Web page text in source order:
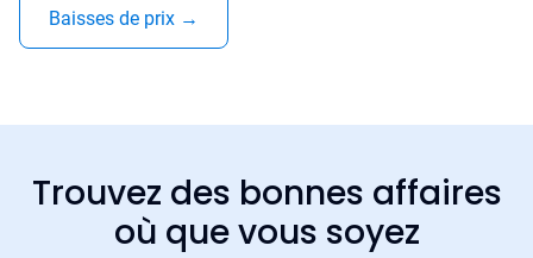
Baisses de prix →
Trouvez des bonnes affaires
où que vous soyez